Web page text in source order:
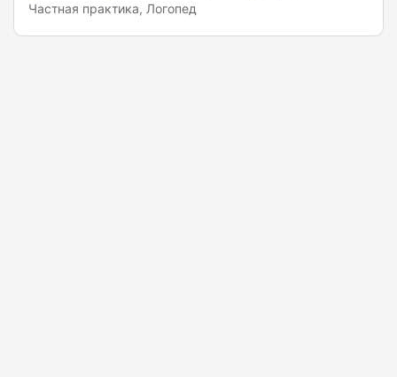
Частная практика, Логопед